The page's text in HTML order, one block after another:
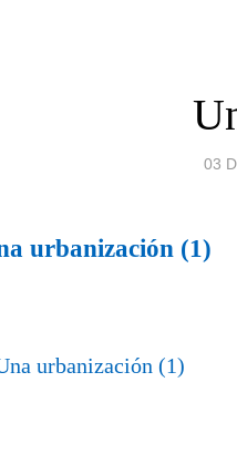
03
urbanización (1)